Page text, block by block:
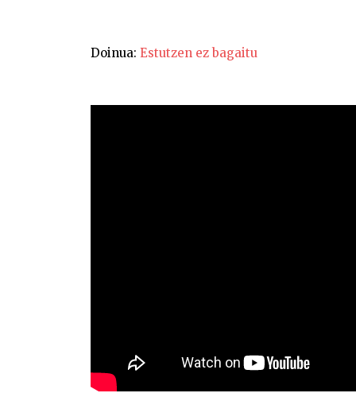
Doinua: Estutzen ez bagaitu